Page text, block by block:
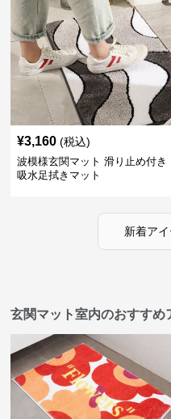
¥3,160 (税込)
波模様玄関マット 滑り止め付き
吸水足拭きマット
新着ア
玄関マット室内のおすすめ